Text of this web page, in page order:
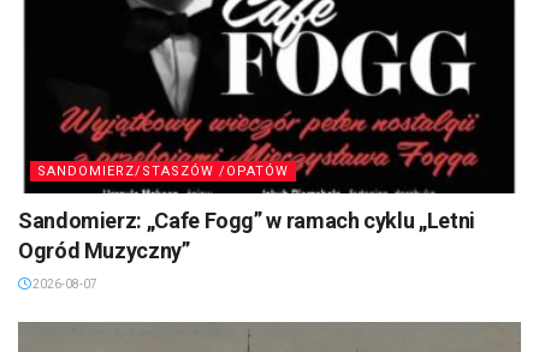
SANDOMIERZ/STASZÓW /OPATÓW
Sandomierz: „Cafe Fogg” w ramach cyklu „Letni
Ogród Muzyczny”
2026-08-07